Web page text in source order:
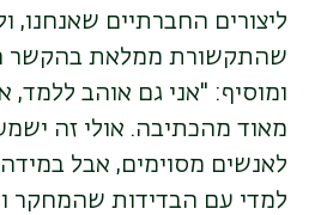
ליצורים החברתיים שאנחנו,
שהתקשורת ממלאת בהקשר
ומוסיף: "אני גם אוהב ללמד,
מאוד מהכתיבה. אולי זה
לאנשים מסוימים, אבל
למדי עם הבדידות שהמחקר